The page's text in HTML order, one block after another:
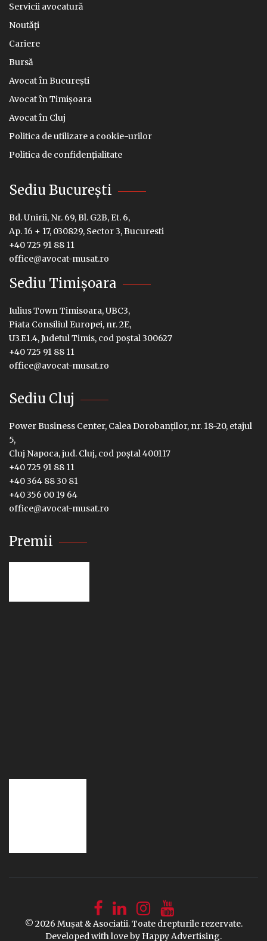
Servicii avocatură
Noutăți
Cariere
Bursă
Avocat în București
Avocat în Timișoara
Avocat în Cluj
Politica de utilizare a cookie-urilor
Politica de confidențialitate
Sediu București
Bd. Unirii, Nr. 69, Bl. G2B, Et. 6,
Ap. 16 + 17, 030829, Sector 3, Bucuresti
+40 725 91 88 11
office@avocat-musat.ro
Sediu Timișoara
Iulius Town Timisoara, UBC3,
Piata Consiliul Europei, nr. 2E,
U3.E1.4, Judetul Timis, cod poștal 300627
+40 725 91 88 11
office@avocat-musat.ro
Sediu Cluj
Power Business Center, Calea Dorobanților, nr. 18-20, etajul
5,
Cluj Napoca, jud. Cluj, cod poștal 400117
+40 725 91 88 11
+40 364 88 30 81
+40 356 00 19 64
office@avocat-musat.ro
Premii
© 2026 Muşat & Asociatii. Toate drepturile rezervate.
Developed with love by Happy Advertising.